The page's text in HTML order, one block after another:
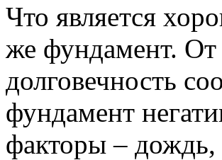
Что является
же фундамент. От
долговечность
фундамент
факторы – дождь,